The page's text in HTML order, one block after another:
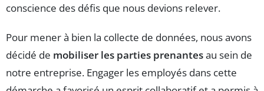
conscience des défis que nous devions relever.
Pour mener à bien la collecte de données, nous avons
décidé de mobiliser les parties prenantesau sein de
notre entreprise. Engager les employés dans cette